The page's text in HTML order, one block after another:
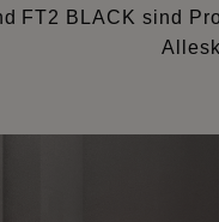
FT2 BLACK sind